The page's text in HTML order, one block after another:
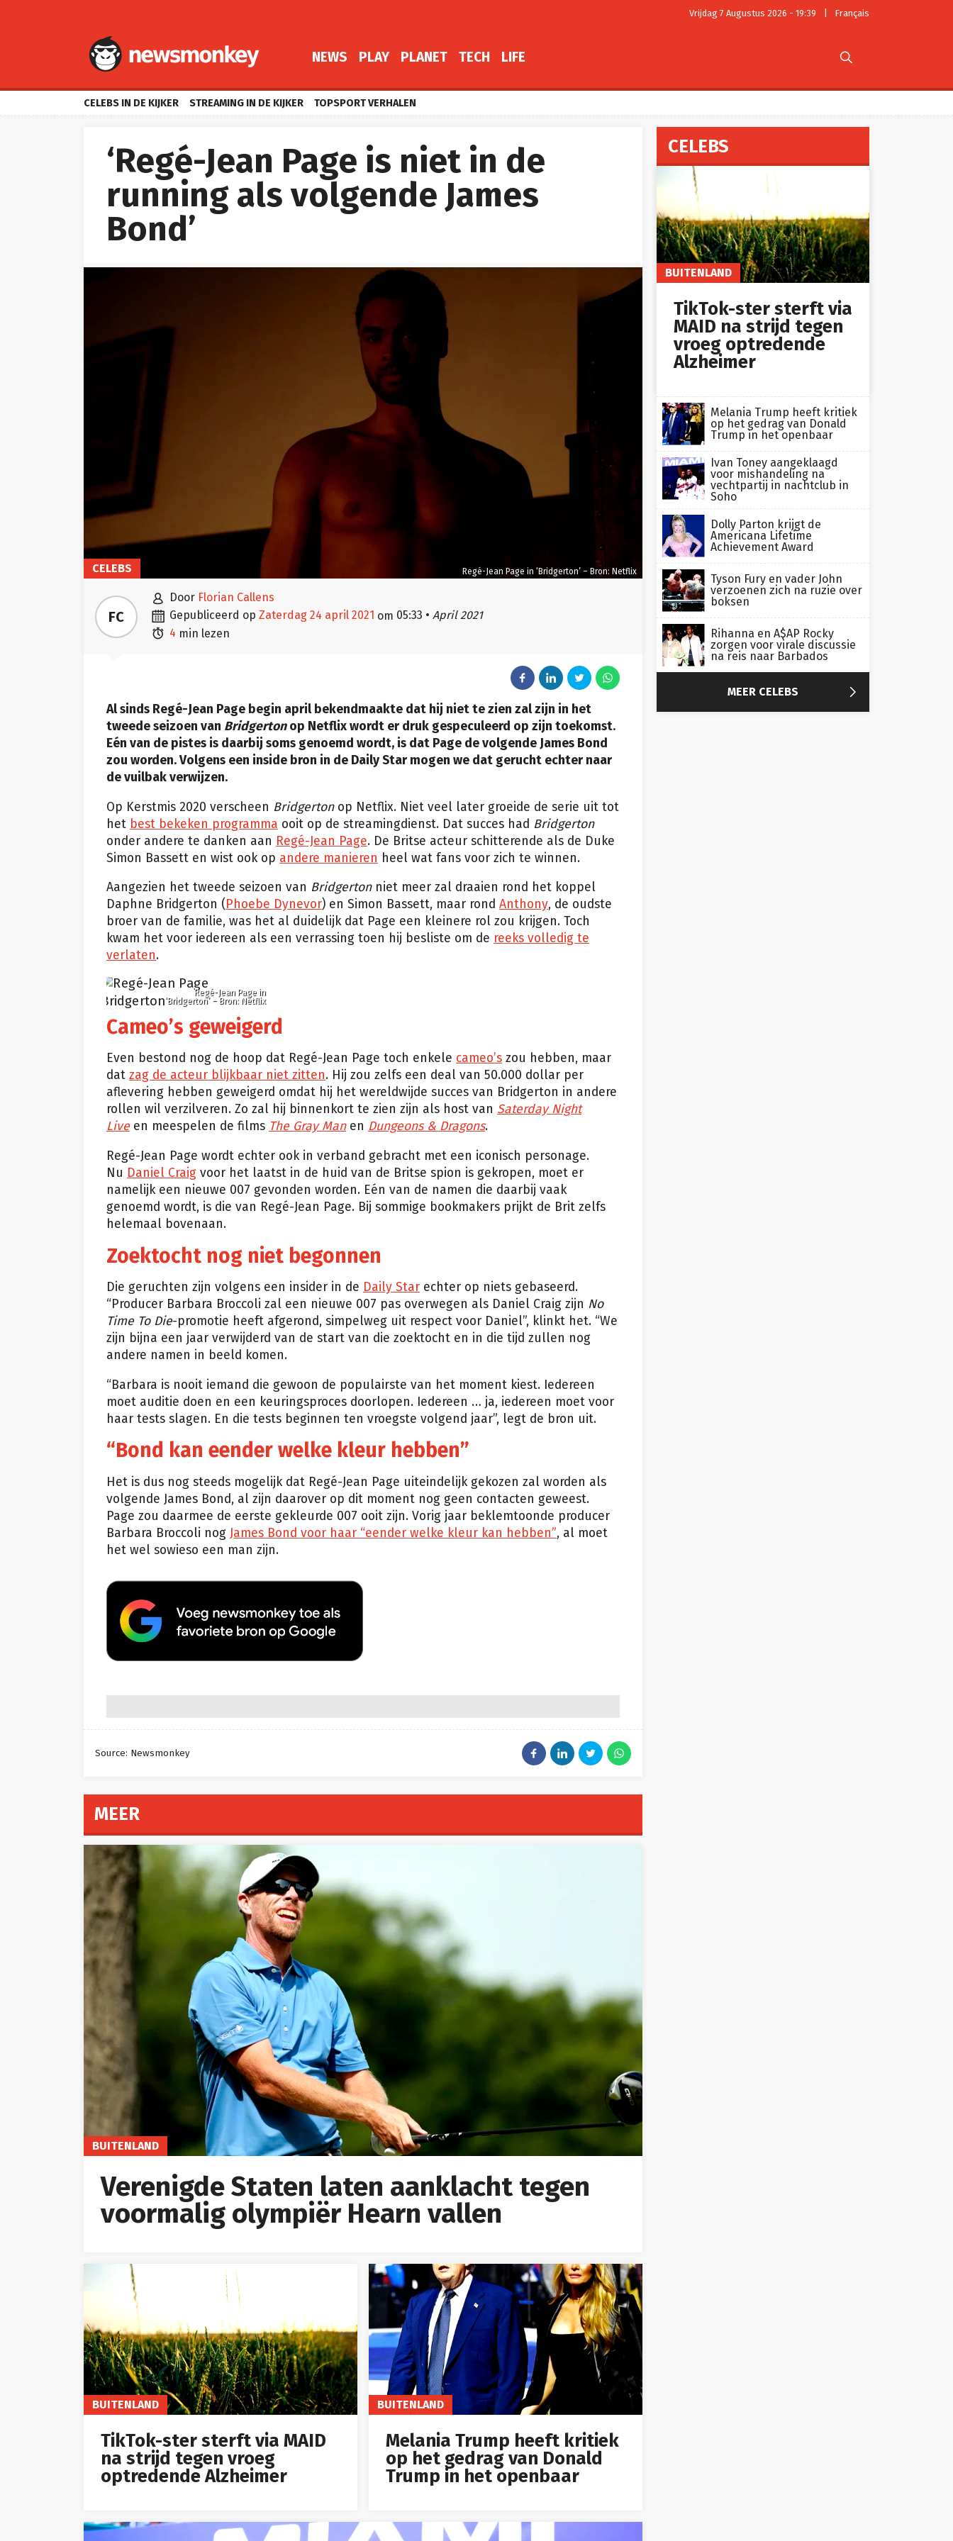
Vrijdag 7 Augustus 2026 - 19:39 Français
NEWS PLAY PLANET TECH LIFE 
CELEBS IN DE KIJKER STREAMING IN DE KIJKER TOPSPORT VERHALEN
‘Regé-Jean Page is niet in de
running als volgende James
Bond’
Regé-Jean Page in ‘Bridgerton’ – Bron: Netflix
CELEBS
FC
 door Florian Callens
 gepubliceerd op zaterdag 24 april 2021 om 05:33 • April 2021
 4 min lezen
Al sinds Regé-Jean Page begin april bekendmaakte dat hij niet te zien zal zijn in het
tweede seizoen van Bridgertonop Netflix wordt er druk gespeculeerd op zijn toekomst.
Eén van de pistes is daarbij soms genoemd wordt, is dat Page de volgende James Bond
zou worden. Volgens een inside bron in de Daily Star mogen we dat gerucht echter naar
de vuilbak verwijzen.
Op Kerstmis 2020 verscheen Bridgertonop Netflix. Niet veel later groeide de serie uit tot
het best bekeken programma ooit op de streamingdienst. Dat succes had Bridgerton
onder andere te danken aan Regé-Jean Page. De Britse acteur schitterende als de Duke
Simon Bassett en wist ook op andere manieren heel wat fans voor zich te winnen.
Aangezien het tweede seizoen van Bridgertonniet meer zal draaien rond het koppel
Daphne Bridgerton (Phoebe Dynevor) en Simon Bassett, maar rond Anthony, de oudste
broer van de familie, was het al duidelijk dat Page een kleinere rol zou krijgen. Toch
kwam het voor iedereen als een verrassing toen hij besliste om de reeks volledig te
verlaten.
Regé-Jean Page in
‘Bridgerton’ – Bron: Netflix
Cameo’s geweigerd
Even bestond nog de hoop dat Regé-Jean Page toch enkele cameo’s zou hebben, maar
dat zag de acteur blijkbaar niet zitten. Hij zou zelfs een deal van 50.000 dollar per
aflevering hebben geweigerd omdat hij het wereldwijde succes van Bridgerton in andere
rollen wil verzilveren. Zo zal hij binnenkort te zien zijn als host van Saterday Night
Liveen meespelen de films The Gray Manen Dungeons & Dragons.
Regé-Jean Page wordt echter ook in verband gebracht met een iconisch personage.
Nu Daniel Craig voor het laatst in de huid van de Britse spion is gekropen, moet er
namelijk een nieuwe 007 gevonden worden. Eén van de namen die daarbij vaak
genoemd wordt, is die van Regé-Jean Page. Bij sommige bookmakers prijkt de Brit zelfs
helemaal bovenaan.
Zoektocht nog niet begonnen
Die geruchten zijn volgens een insider in de Daily Star echter op niets gebaseerd.
“Producer Barbara Broccoli zal een nieuwe 007 pas overwegen als Daniel Craig zijn No
Time To Die-promotie heeft afgerond, simpelweg uit respect voor Daniel”, klinkt het. “We
zijn bijna een jaar verwijderd van de start van die zoektocht en in die tijd zullen nog
andere namen in beeld komen.
“Barbara is nooit iemand die gewoon de populairste van het moment kiest. Iedereen
moet auditie doen en een keuringsproces doorlopen. Iedereen … ja, iedereen moet voor
haar tests slagen. En die tests beginnen ten vroegste volgend jaar”, legt de bron uit.
“Bond kan eender welke kleur hebben”
Het is dus nog steeds mogelijk dat Regé-Jean Page uiteindelijk gekozen zal worden als
volgende James Bond, al zijn daarover op dit moment nog geen contacten geweest.
Page zou daarmee de eerste gekleurde 007 ooit zijn. Vorig jaar beklemtoonde producer
Barbara Broccoli nog James Bond voor haar “eender welke kleur kan hebben”, al moet
het wel sowieso een man zijn.
Source: Newsmonkey
MEER
BUITENLAND
Verenigde Staten laten aanklacht tegen
voormalig olympiër Hearn vallen
BUITENLAND
TikTok-ster sterft via MAID
na strijd tegen vroeg
optredende Alzheimer
BUITENLAND
Melania Trump heeft kritiek
op het gedrag van Donald
Trump in het openbaar
CELEBS
BUITENLAND
TikTok-ster sterft via
MAID na strijd tegen
vroeg optredende
Alzheimer
Melania Trump heeft kritiek
op het gedrag van Donald
Trump in het openbaar
Ivan Toney aangeklaagd
voor mishandeling na
vechtpartij in nachtclub in
Soho
Dolly Parton krijgt de
Americana Lifetime
Achievement Award
Tyson Fury en vader John
verzoenen zich na ruzie over
boksen
Rihanna en A$AP Rocky
zorgen voor virale discussie
na reis naar Barbados
MEER CELEBS 